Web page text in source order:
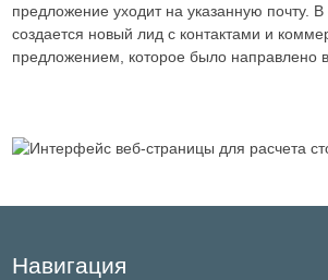
предложение уходит на указанную почту. В
создается новый лид с контактами и
предложением, которое было направлено
Навигация